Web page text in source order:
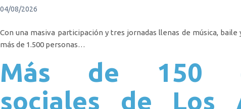
04/08/2026
Con una masiva participación y tres jornadas llenas de música,
más de 1.500 personas…
Más de 150
sociales de Los